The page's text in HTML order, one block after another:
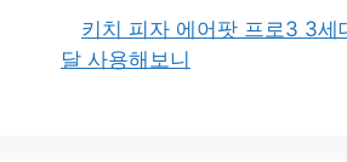
키치 피자 에어팟 프로3 3세
달 사용해보니